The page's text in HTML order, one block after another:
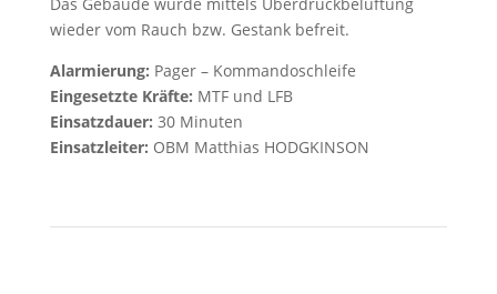
wieder vom Rauch bzw. Gestank befreit.
Alarmierung: Pager – Kommandoschleife
Eingesetzte Kräfte: MTF und LFB
Einsatzdauer: 30 Minuten
Einsatzleiter: OBM Matthias HODGKINSON